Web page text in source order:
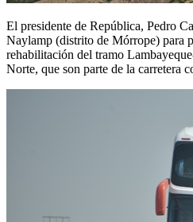
El presidente de República, Pedro
Naylamp (distrito de Mórrope) para
rehabilitación del tramo
Norte, que son parte de la carretera